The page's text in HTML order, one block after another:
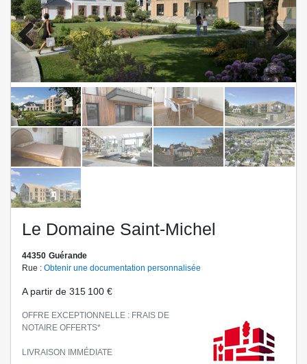
Previo
Next
Le Domaine Saint-Michel
44350 Guérande
Rue : Obtenir une documentation personnalisée
A partir de 315 100 €
OFFRE EXCEPTIONNELLE : FRAIS DE
NOTAIRE OFFERTS*
LIVRAISON IMMÉDIATE